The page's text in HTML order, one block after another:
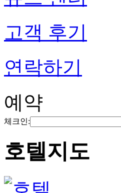
고객 후기
연락하기
예약
체크인:
호텔지도